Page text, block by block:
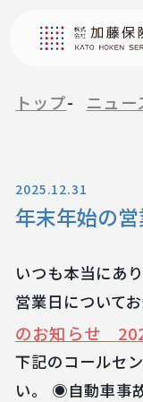
トップ ニュ
2025.12.31
年末年始の
いつも本当にあ
営業日について
のお知らせ
下記のコールセ
い。 ◉自動車事